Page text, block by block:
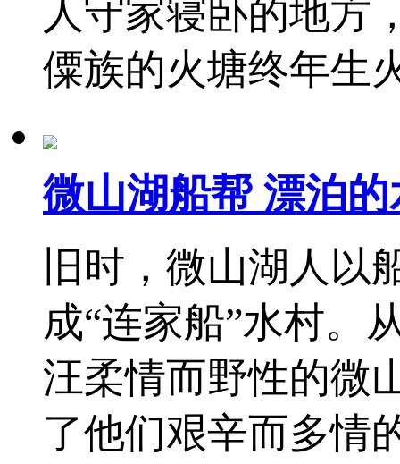
人守家寝卧的地方
僳族的火塘终年
微山湖船帮 漂泊
旧时，微山湖人以
成“连家船”水村。
汪柔情而野性的微
了他们艰辛而多情